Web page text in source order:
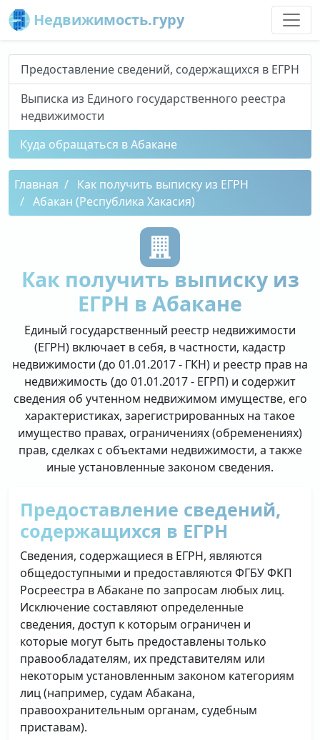
Недвижимость.гуру
Предоставление сведений, содержащихся в ЕГРН
Выписка из Единого государственного реестра
недвижимости
Куда обращаться в Абакане
Главная
Как получить выписку из ЕГРН
Абакан (Республика Хакасия)
Как получить выписку из
ЕГРН в Абакане
Единый государственный реестр недвижимости
(ЕГРН) включает в себя, в частности, кадастр
недвижимости (до 01.01.2017 - ГКН) и реестр прав на
недвижимость (до 01.01.2017 - ЕГРП) и содержит
сведения об учтенном недвижимом имуществе, его
характеристиках, зарегистрированных на такое
имущество правах, ограничениях (обременениях)
прав, сделках с объектами недвижимости, а также
иные установленные законом сведения.
Предоставление сведений,
содержащихся в ЕГРН
Сведения, содержащиеся в ЕГРН, являются
общедоступными и предоставляются ФГБУ ФКП
Росреестра в Абакане по запросам любых лиц.
Исключение составляют определенные
сведения, доступ к которым ограничен и
которые могут быть предоставлены только
правообладателям, их представителям или
некоторым установленным законом категориям
лиц (например, судам Абакана,
правоохранительным органам, судебным
приставам).